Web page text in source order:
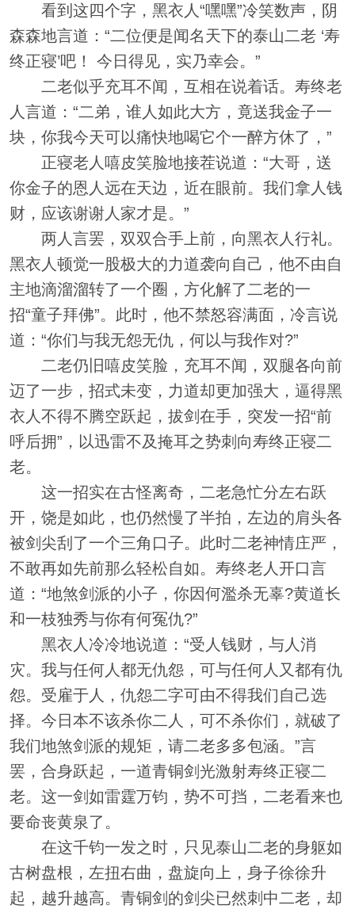
看到这四个字，黑衣人“嘿嘿”冷笑数声，阴
森森地言道：“二位便是闻名天下的泰山二老 ‘寿
终正寝’吧！ 今日得见，实乃幸会。”
二老似乎充耳不闻，互相在说着话。寿终老
人言道：“二弟，谁人如此大方，竟送我金子一
块，你我今天可以痛快地喝它个一醉方休了，”
正寝老人嘻皮笑脸地接茬说道：“大哥，送
你金子的恩人远在天边，近在眼前。我们拿人钱
财，应该谢谢人家才是。”
两人言罢，双双合手上前，向黑衣人行礼。
黑衣人顿觉一股极大的力道袭向自己，他不由自
主地滴溜溜转了一个圈，方化解了二老的一
招“童子拜佛”。此时，他不禁怒容满面，冷言说
道：“你们与我无怨无仇，何以与我作对?”
二老仍旧嘻皮笑脸，充耳不闻，双腿各向前
迈了一步，招式未变，力道却更加强大，逼得黑
衣人不得不腾空跃起，拔剑在手，突发一招“前
呼后拥”，以迅雷不及掩耳之势刺向寿终正寝二
老。
这一招实在古怪离奇，二老急忙分左右跃
开，饶是如此，也仍然慢了半拍，左边的肩头各
被剑尖刮了一个三角口子。此时二老神情庄严，
不敢再如先前那么轻松自如。寿终老人开口言
道：“地煞剑派的小子，你因何濫杀无辜?黄道长
和一枝独秀与你有何冤仇?”
黑衣人冷冷地说道：“受人钱财，与人消
灾。我与任何人都无仇怨，可与任何人又都有仇
怨。受雇于人，仇怨二字可由不得我们自己选
择。今日本不该杀你二人，可不杀你们，就破了
我们地煞剑派的规矩，请二老多多包涵。”言
罢，合身跃起，一道青铜剑光激射寿终正寝二
老。这一剑如雷霆万钧，势不可挡，二老看来也
要命丧黄泉了。
在这千钧一发之时，只见泰山二老的身躯如
古树盘根，左扭右曲，盘旋向上，身子徐徐升
起，越升越高。青铜剑的剑尖已然刺中二老，却